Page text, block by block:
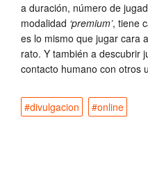
a duración, número de
modalidad ‘premium’, tiene
es lo mismo que jugar cara
rato. Y también a descubrir
contacto humano con otros
#divulgacion #online